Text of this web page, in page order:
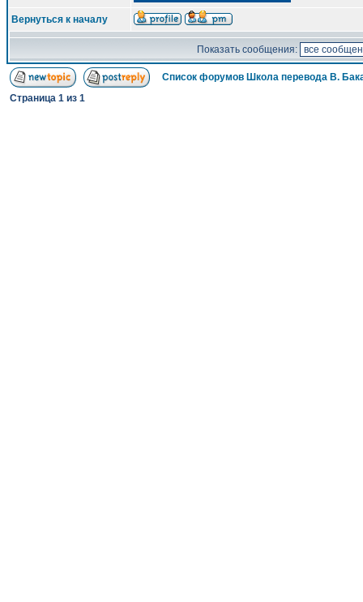
Вернуться к началу
Показать сообщения:
Список форумов Школа перевода В.
Страница 1 из 1